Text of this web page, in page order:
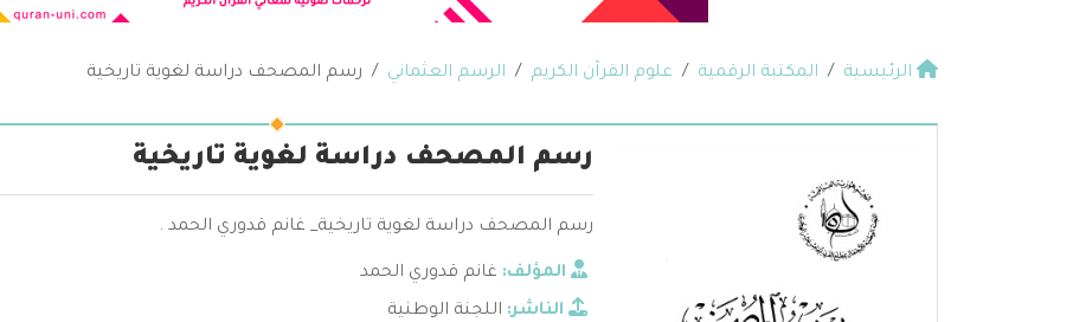
الرئيسية المكتبة الرقمية علوم القرآن الكريم الرسم العثماني رسم المصحف دراسة لغوية تاريخية
رسم المصحف دراسة لغوية تاريخية
رسم المصحف دراسة لغوية تاريخية_ غانم قدوري الحمد .
المؤلف: غانم قدوري الحمد
الناشر: اللجنة الوطنية